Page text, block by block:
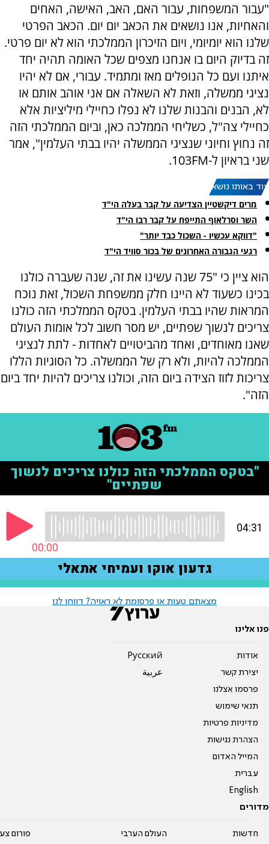
"עבור המשפחות, עבור האם, האב, האישה, האחים
והאחיות, אנו נושאים את הכאב יום יום. הכאב הפרטי
שלנו הוא יומיומי, ויום הזיכרון הממלכתי הוא לא יום פרטי.
זה בדיוק היום בו אנחנו מצפים שכל האומה תהיה יחד
איתנו ועם כל הנופלים מאז ומתמיד. עבורי, אם לא יהיו
נציגי ממשלה, וזאת לא השאלה אם אני אוהב אותם או
לא, הבנים והבנות שלנו לא נפלו כחיילי מיליציות אלא
כחיילי צה"ל, כשליחי הממלכה כאן, וביום הממלכתי הזה
זה נחוץ וחיוני שנציגי הממשלה יהיו בבתי העלמין", אמר
שני בראיון ל-103FM.
עוד באותו נושא:
מרים דיקשטיין הצדיעה על קבר בעלה הי"ד
השר וסרלאוף התייפח על קבר רבו הי"ד
"דווקא עכשיו - השכול כבד יותר"
רגעי הגבורה האחרונים של בכור סוויד הי"ד
הוא ציין כי "75 שנה עשינו את זה, שנה שעברה כולנו
בכינו כשעוד לא היינו חלק ממשפחת השכול, זאת נוכח
המראות שהיו בבתי העלמין. בטקס הממלכתי הזה כולנו
צריכים לנשוך שפתיים, יש מסר חשוב לכל אומות העולם
שאנו מאוחדים, ואחד מהביטויים לאחדות - לתת לנציגי
הממלכה להיות, ולא רק של הממשלה. כל הסוגיות הללו
צריכות לזוז הצידה ביום הזה, וכולנו צריכים להיות יחד ביום
הזה".
מצאתם טעות או פרסומת לא ראויה? דווחו לנו
פנו אלינו
אודות
יצירת קשר
פרסמו אצלנו
תנאי שימוש
מדיניות פרטיות
הצהרת נגישות
המייל האדום
עברית
English
Pусский
عربية
מדורים
חדשות העולם הערבי פורום